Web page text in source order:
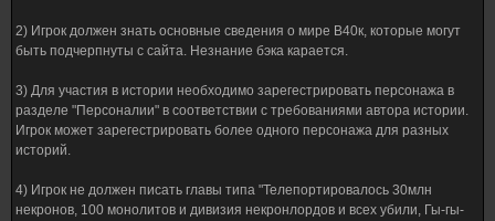
2) Игрок должен знать основные сведения о мире В40к, которые могут
быть подчерпнуты с сайта. Незнание бэка карается.
3) Для участия в истории необходимо зарегестрировать персонажа в
разделе "Персоналии" в соответствии с требованиями автора истории.
Игрок может зарегестрировать более одного персонажа для разных
историй.
4) Игрок не должен писать главы типа "Телепортировалось 30млн
некронов, 100 монолитов и дивизия некронлордов и всех убили, Гы-гы-